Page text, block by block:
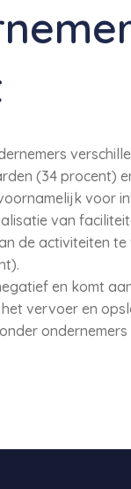
(34 procent)
voor
van
de activiteiten
en komt
vervoer en